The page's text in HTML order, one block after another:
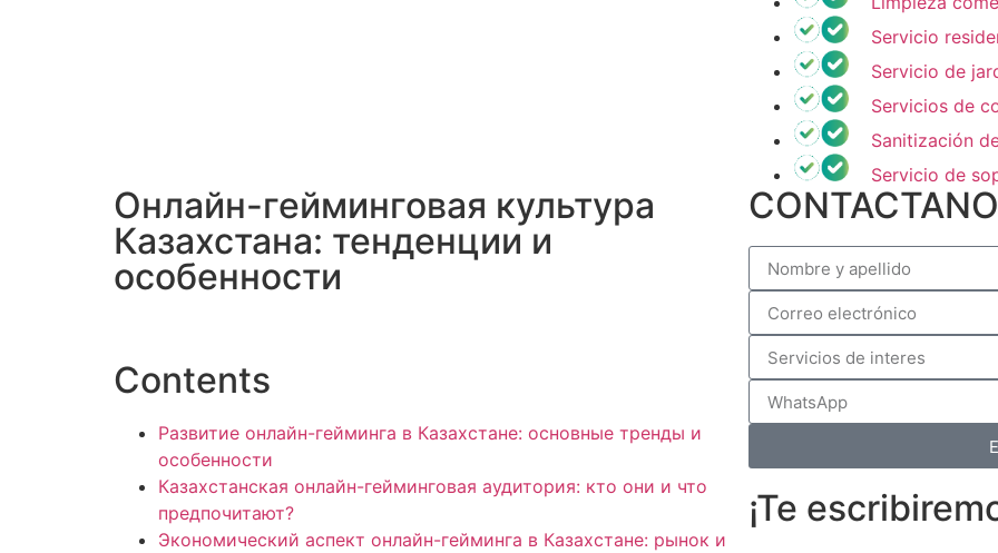
Servicio
Servicio de
Servicios de
Sanitización
Servicio de
Онлайн-гейминговая культура
Казахстана: тенденции и
особенности
Contents
Развитие онлайн-гейминга в Казахстане: основные тренды и
особенности
Казахстанская онлайн-гейминговая аудитория: кто они и что
предпочитают?
Экономический аспект онлайн-гейминга в Казахстане: рынок и
¡Te